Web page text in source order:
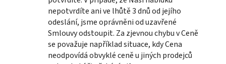
nepotvrdíte ani ve lhůtě 3 dnů od jejího
odeslání, jsme oprávněni od uzavřené
Smlouvy odstoupit. Za zjevnou chybu v Ceně
se považuje například situace, kdy Cena
neodpovídá obvyklé ceně u jiných prodejců